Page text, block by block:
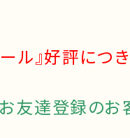
ール』好評につ
友達登録の